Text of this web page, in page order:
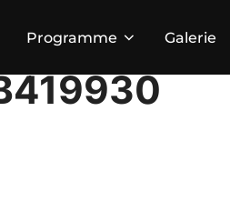
Programme Galerie